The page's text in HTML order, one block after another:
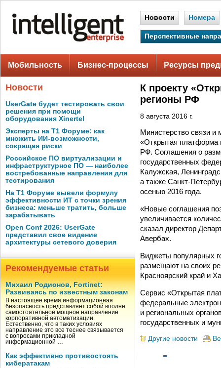
Новости Номера
Перспективные
Мобильность Бизнес-процессы Ресурсы
Новости
UserGate будет тестировать свои
решения при помощи
оборудования Xinertel
Эксперты на Т1 Форуме: как
множить ИИ-возможности,
сокращая риски
Российское ПО виртуализации и
инфраструктурное ПО — наиболее
востребованные направления для
тестирования
На Т1 Форуме вывели формулу
эффективности ИТ с точки зрения
бизнеса: меньше тратить, больше
зарабатывать
Open Conf 2026: UserGate
представил свое видение
архитектуры сетевого доверия
Рекомендуемые статьи
Михаил Родионов, Fortinet:
Развиваясь по известным законам
В настоящее время информационная
безопасность представляет собой вполне
самостоятельное мощное направление
корпоративной автоматизации.
Естественно, что в таких условиях
направление это все теснее связывается
с вопросами прикладной
информационной …
Как эффективно противостоять
кибератакам
К проекту
регионы РФ
8 августа 2016 г.
Министерство связи и
«Открытая платформа
РФ. Соглашения о
государственных
Калужская,
а также Санкт-
осенью 2016 года.
«Новые соглашения
увеличивается
сказал директор
Авербах.
Виджеты популярных
размещают на своих
Красноярский край и
Сервис «Открытая
федеральные
и региональных
государственных и
Другие новости